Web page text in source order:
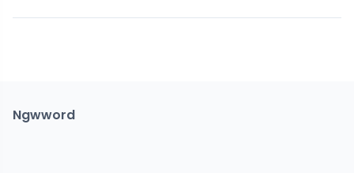
Ngwword